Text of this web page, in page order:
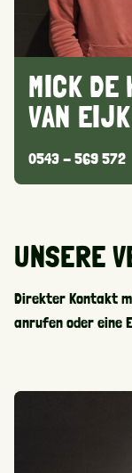
MICK DE
VAN EIJK
0543 - 569 572
UNSERE
Direkter Kontakt
anrufen oder eine